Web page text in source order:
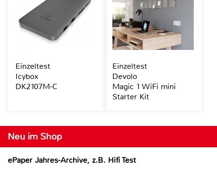
Neu im Shop
ePaper Jahres-Archive, z.B. Hifi Test
Einzeltest
Icybox
DK2107M-C
Einzeltest
Devolo
Magic 1 WiFi mini
Starter Kit